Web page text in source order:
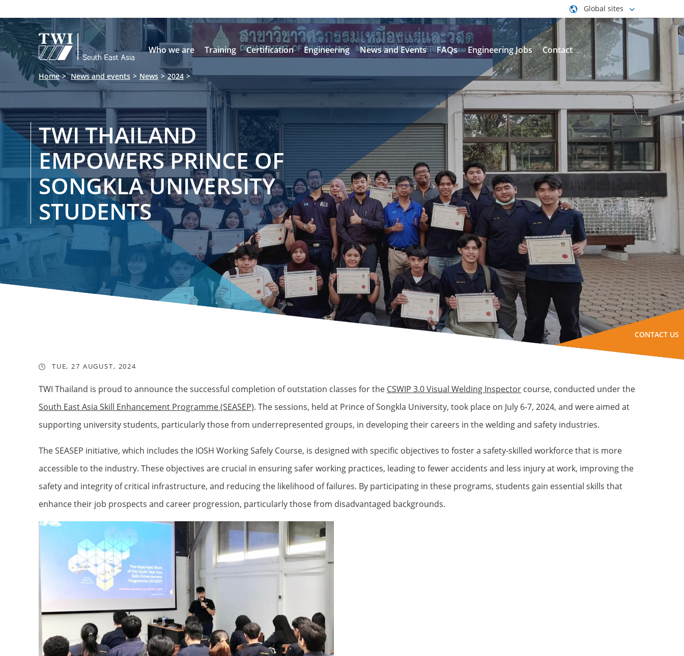
 Global sites
Who we are Training Certification Engineering News and Events FAQs Engineering Jobs Contact
Home News and events News 2024
TWI THAILAND
EMPOWERS PRINCE OF
SONGKLA UNIVERSITY
STUDENTS
CONTACT US
TUE, 27 AUGUST, 2024
TWI Thailand is proud to announce the successful completion of outstation classes for the CSWIP 3.0 Visual Welding Inspector course, conducted under the
South East Asia Skill Enhancement Programme (SEASEP). The sessions, held at Prince of Songkla University, took place on July 6-7, 2024, and were aimed at
supporting university students, particularly those from underrepresented groups, in developing their careers in the welding and safety industries.
The SEASEP initiative, which includes the IOSH Working Safely Course, is designed with specific objectives to foster a safety-skilled workforce that is more
accessible to the industry. These objectives are crucial in ensuring safer working practices, leading to fewer accidents and less injury at work, improving the
safety and integrity of critical infrastructure, and reducing the likelihood of failures. By participating in these programs, students gain essential skills that
enhance their job prospects and career progression, particularly those from disadvantaged backgrounds.